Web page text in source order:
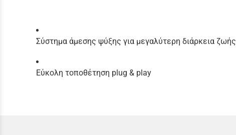
Σύστημα άμεσης ψύξης για μεγαλύτερη διάρκεια ζωής
Εύκολη τοποθέτηση plug & play